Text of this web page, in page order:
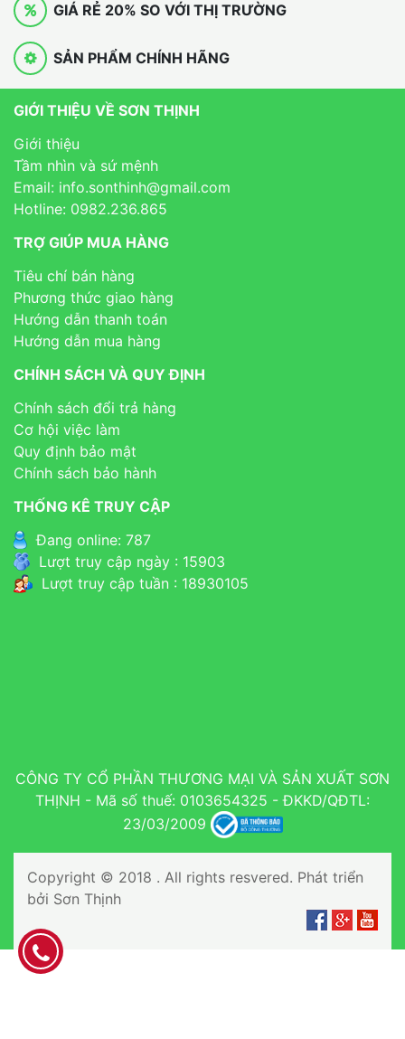
GIÁ RẺ 20% SO VỚI THỊ TRƯỜNG
SẢN PHẨM CHÍNH HÃNG
GIỚI THIỆU VỀ SƠN THỊNH
Giới thiệu
Tầm nhìn và sứ mệnh
Email: info.sonthinh@gmail.com
Hotline: 0982.236.865
TRỢ GIÚP MUA HÀNG
Tiêu chí bán hàng
Phương thức giao hàng
Hướng dẫn thanh toán
Hướng dẫn mua hàng
CHÍNH SÁCH VÀ QUY ĐỊNH
Chính sách đổi trả hàng
Cơ hội việc làm
Quy định bảo mật
Chính sách bảo hành
THỐNG KÊ TRUY CẬP
Đang online: 787
Lượt truy cập ngày : 15903
Lượt truy cập tuần : 18930105
CÔNG TY CỔ PHẦN THƯƠNG MẠI VÀ SẢN XUẤT SƠN
THỊNH - Mã số thuế: 0103654325 - ĐKKD/QĐTL:
23/03/2009
Copyright © 2018 . All rights resvered. Phát triển
bởi Sơn Thịnh